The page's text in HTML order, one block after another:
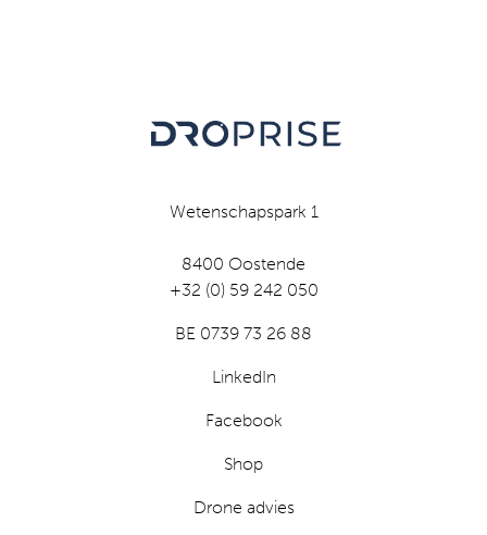
Wetenschapspark 1
8400 Oostende
+32 (0) 59 242 050
BE 0739 73 26 88
LinkedIn
Facebook
Shop
Drone advies